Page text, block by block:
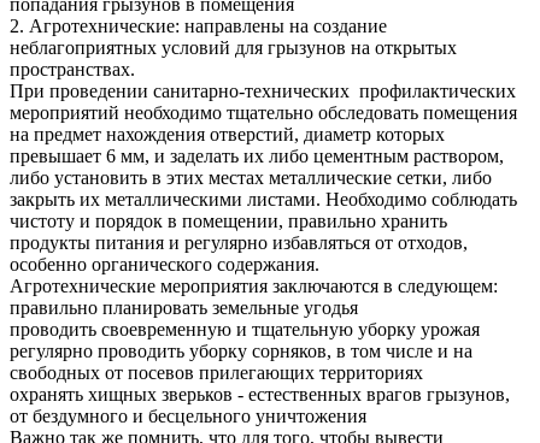
попадания грызунов в помещения
2. Агротехнические: направлены на создание
неблагоприятных условий для грызунов на открытых
пространствах.
При проведении санитарно-технических профилактических
мероприятий необходимо тщательно обследовать помещения
на предмет нахождения отверстий, диаметр которых
превышает 6 мм, и заделать их либо цементным раствором,
либо установить в этих местах металлические сетки, либо
закрыть их металлическими листами. Необходимо соблюдать
чистоту и порядок в помещении, правильно хранить
продукты питания и регулярно избавляться от отходов,
особенно органического содержания.
Агротехнические мероприятия заключаются в следующем:
правильно планировать земельные угодья
проводить своевременную и тщательную уборку урожая
регулярно проводить уборку сорняков, в том числе и на
свободных от посевов прилегающих территориях
охранять хищных зверьков - естественных врагов грызунов,
от бездумного и бесцельного уничтожения
Важно так же помнить, что для того, чтобы вывести